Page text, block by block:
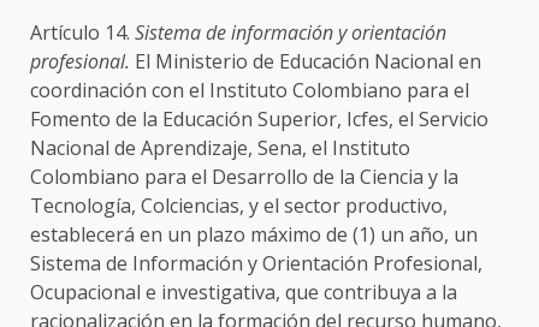
Artículo 14. Sistema de información y orientación
profesional. El Ministerio de Educación Nacional en
coordinación con el Instituto Colombiano para el
Fomento de la Educación Superior, Icfes, el Servicio
Nacional de Aprendizaje, Sena, el Instituto
Colombiano para el Desarrollo de la Ciencia y la
Tecnología, Colciencias, y el sector productivo,
establecerá en un plazo máximo de (1) un año, un
Sistema de Información y Orientación Profesional,
Ocupacional e investigativa, que contribuya a la
racionalización en la formación del recurso humano,